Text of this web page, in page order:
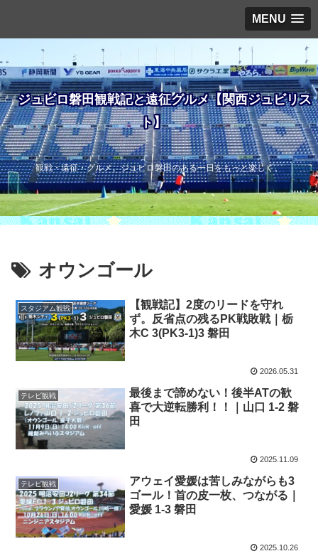
MENU
ジュビロ磐田観戦記と遠征グルメ【関西ジュビリス
ト】
観戦・遠征・グルメ。ジュビロ磐田のある一日をもっと楽しく。
オウンゴール
スタジアム観戦
【観戦記】2度のリードを守れ
ず。反省点の残るPK戦敗戦｜栃
木C 3(PK3-1)3 磐田
2026.05.31
テレビ観戦
最後まで諦めない！後半ATの歓
喜で大逆転勝利！！｜山口 1-2 磐
田
2025.11.09
テレビ観戦
アウェイ愛媛は苦しみながらも3
ゴール！首の皮一枚、つながる｜
愛媛 1-3 磐田
2025.10.26